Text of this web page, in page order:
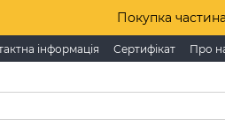
Покупка
інформація Сертифікат Про